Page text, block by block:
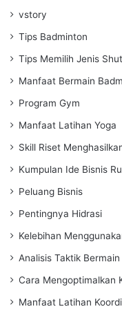
vstory
Tips Badminton
Tips Memilih Jenis
Manfaat Bermain
Program Gym
Manfaat Latihan Yoga
Skill Riset
Kumpulan Ide Bisnis
Peluang Bisnis
Pentingnya Hidrasi
Kelebihan
Analisis Taktik Bermain
Cara Mengoptimalkan
Manfaat Latihan